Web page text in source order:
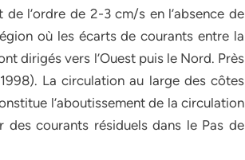
l’ordre de 2-3 cm/s en l’absence de
où les écarts de courants entre la
dirigés vers l’Ouest puis le Nord. Près
La circulation au large des côtes
l’aboutissement de la circulation
des courants résiduels dans le Pas de